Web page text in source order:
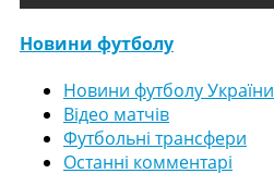
Новини футболу
Новини футболу України
Відео матчів
Футбольні трансфери
Останні комментарі